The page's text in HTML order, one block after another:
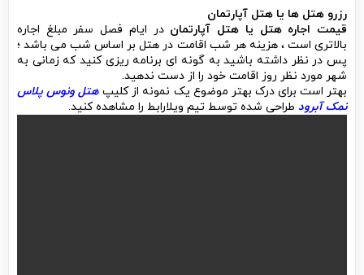
بالاتری است ، هزینه هر شب اقامت در هتل بر اساس شب می باشد ؛
پس در نظر داشته باشید به گونه ای برنامه ریزی کنید که زمانی به
شهر مورد نظر روز اقامت خود را از دست ندهید.
بهتر است برای درک بهتر موضوع یک نمونه از کلیپهتل ونوس پلاس
نمک آبرودطراحی شده توسط تیم ویلارابط را مشاهده کنید.